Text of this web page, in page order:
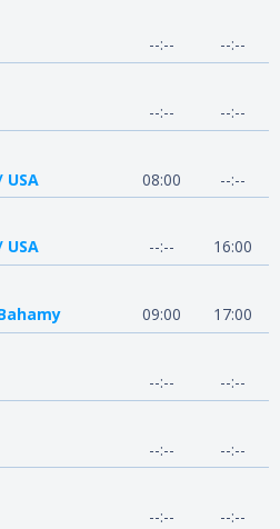
--:--
--:--
--:--
--:--
08:00
--:--
--:--
16:00
09:00
17:00
--:--
--:--
--:--
--:--
--:-- --:--